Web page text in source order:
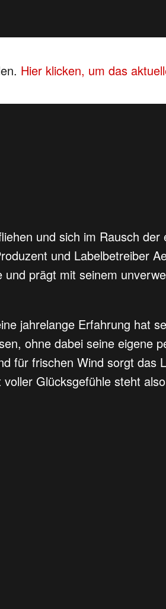
Hier klicken, um das
und sich im Rausch
und Labelbetreiber
prägt mit seinem
jahrelange Erfahrung hat
ohne dabei seine eigene
für frischen Wind sorgt das
Glücksgefühle steht